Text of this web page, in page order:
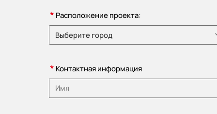
* Расположение проекта:
Выберите город
* Контактная информация